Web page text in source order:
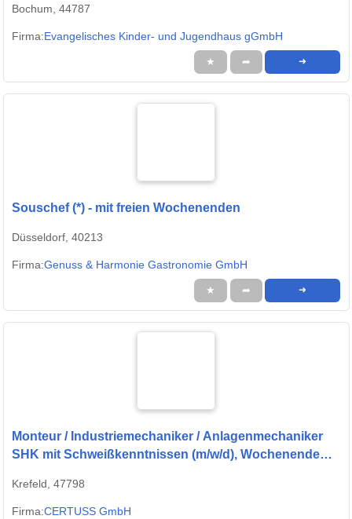
Bochum, 44787
Firma:Evangelisches Kinder- und Jugendhaus gGmbH
★ ➦ ➜
Souschef (*) - mit freien Wochenenden
Düsseldorf, 40213
Firma:Genuss & Harmonie Gastronomie GmbH
★ ➦ ➜
Monteur / Industriemechaniker / Anlagenmechaniker
SHK mit Schweißkenntnissen (m/w/d), Wochenende
Krefeld, 47798
Firma:CERTUSS GmbH